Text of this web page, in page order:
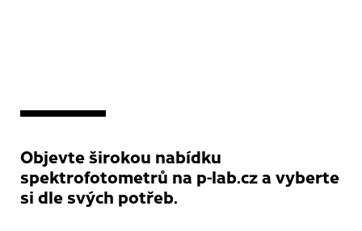
Objevte širokou nabídku
spektrofotometrů na p-lab.cz a vyberte
si dle svých potřeb.